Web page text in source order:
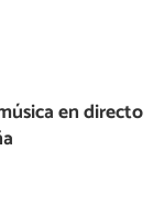
en directo